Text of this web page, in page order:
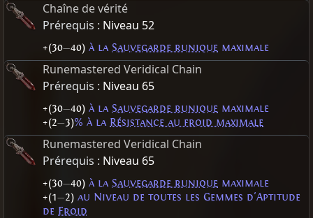
Chaîne de vérité
Prérequis : Niveau 52
+(30—40) à la Sauvegarde runique maximale
Runemastered Veridical Chain
Prérequis : Niveau 65
+(30—40) à la Sauvegarde runique maximale
+(2—3)% à la Résistance au froid maximale
Runemastered Veridical Chain
Prérequis : Niveau 65
+(30—40) à la Sauvegarde runique maximale
+(1—2) au Niveau de toutes les Gemmes d'Aptitude
de Froid